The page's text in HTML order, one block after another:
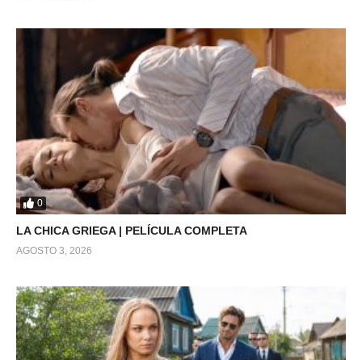
0
LA CHICA GRIEGA | PELÍCULA COMPLETA
AGOSTO 3, 2026